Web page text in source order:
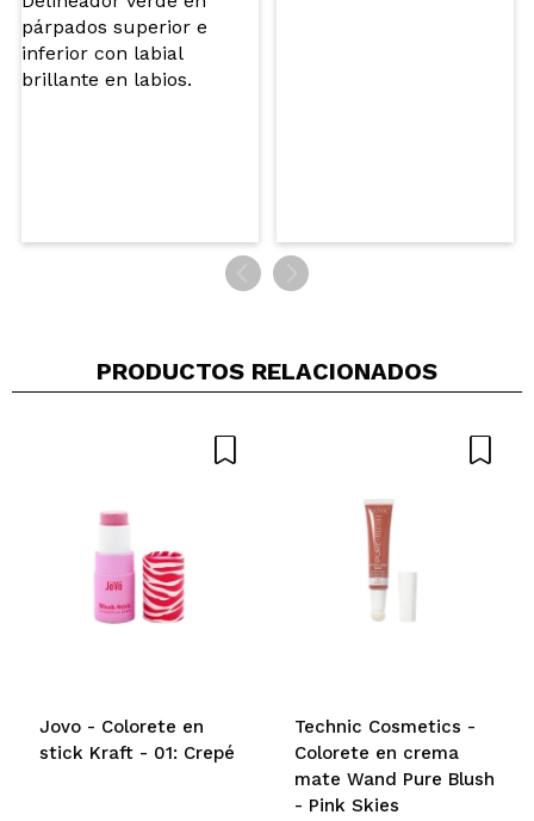
Tu vídeo podría ser el primero. Imagínatelo...
¿Recomendarías su compra?
PRODUCTOS RELACIONADOS
Jovo - Colorete en
stick Kraft - 01: Crepé
Technic Cosmetics -
Colorete en crema
mate Wand Pure Blush
- Pink Skies